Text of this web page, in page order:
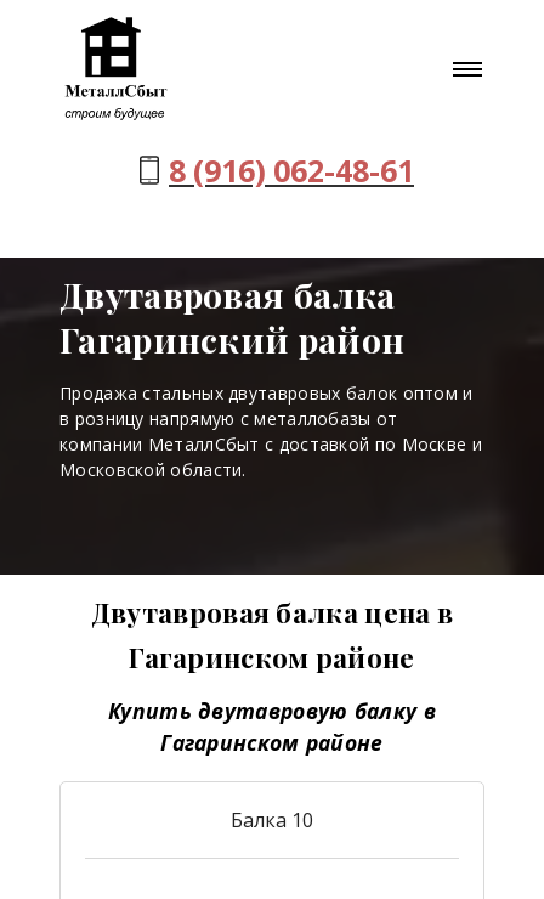
8 (916) 062-48-61
Двутавровая балка
Гагаринский район
Продажа стальных двутавровых балок оптом и
в розницу напрямую с металлобазы от
компании МеталлСбыт с доставкой по Москве и
Московской области.
Двутавровая балка цена в
Гагаринском районе
Купить двутавровую балку в
Гагаринском районе
Балка 10